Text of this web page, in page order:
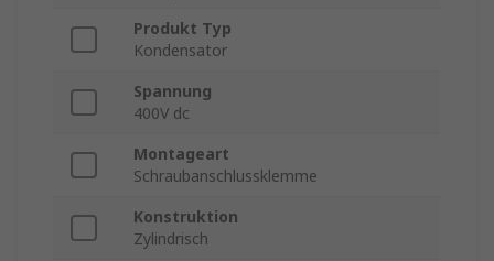
Produkt Typ
Kondensator
Spannung
400V dc
Montageart
Schraubanschlussklemme
Konstruktion
Zylindrisch